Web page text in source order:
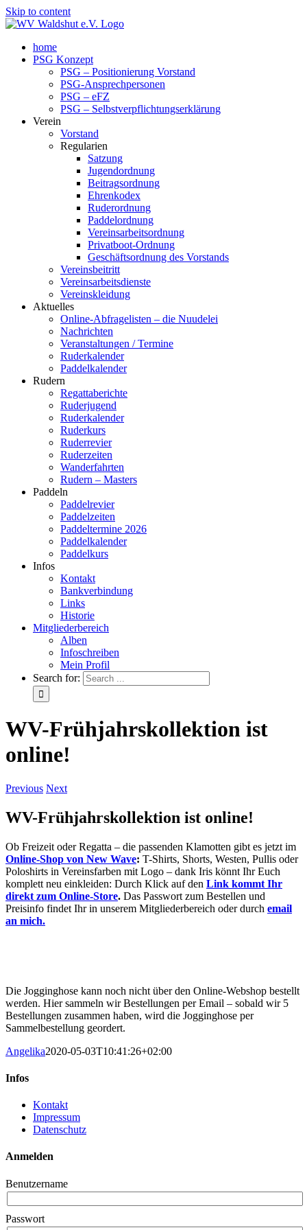
Skip to content
home
PSG Konzept
PSG – Positionierung Vorstand
PSG-Ansprechpersonen
PSG – eFZ
PSG – Selbstverpflichtungserklärung
Verein
Vorstand
Regularien
Satzung
Jugendordnung
Beitragsordnung
Ehrenkodex
Ruderordnung
Paddelordnung
Vereinsarbeitsordnung
Privatboot-Ordnung
Geschäftsordnung des Vorstands
Vereinsbeitritt
Vereinsarbeitsdienste
Vereinskleidung
Aktuelles
Online-Abfragelisten – die Nuudelei
Nachrichten
Veranstaltungen / Termine
Ruderkalender
Paddelkalender
Rudern
Regattaberichte
Ruderjugend
Ruderkalender
Ruderkurs
Ruderrevier
Ruderzeiten
Wanderfahrten
Rudern – Masters
Paddeln
Paddelrevier
Paddelzeiten
Paddeltermine 2026
Paddelkalender
Paddelkurs
Infos
Kontakt
Bankverbindung
Links
Historie
Mitgliederbereich
Alben
Infoschreiben
Mein Profil
Search for:
WV-Frühjahrskollektion ist
online!
Previous Next
WV-Frühjahrskollektion ist online!
Ob Freizeit oder Regatta – die passenden Klamotten gibt es jetzt im
Online-Shop von New Wave: T-Shirts, Shorts, Westen, Pullis oder
Poloshirts in Vereinsfarben mit Logo – dank Iris könnt Ihr Euch
komplett neu einkleiden: Durch Klick auf den Link kommt Ihr
direkt zum Online-Store. Das Passwort zum Bestellen und
Preisinfo findet Ihr in unserem Mitgliederbereich oder durch email
an mich.
Die Jogginghose kann noch nicht über den Online-Webshop bestellt
werden. Hier sammeln wir Bestellungen per Email – sobald wir 5
Bestellungen zusammen haben, wird die Jogginghose per
Sammelbestellung geordert.
Angelika2020-05-03T10:41:26+02:00
Infos
Kontakt
Impressum
Datenschutz
Anmelden
Benutzername
Passwort